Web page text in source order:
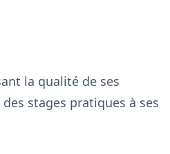
la qualité de ses
stages pratiques à ses